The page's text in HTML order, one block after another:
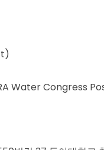
Water Congress